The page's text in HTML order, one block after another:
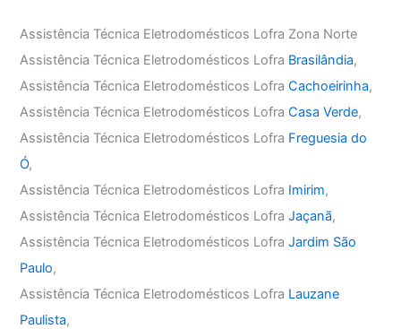
Assistência Técnica Eletrodomésticos Lofra Zona Norte
Assistência Técnica Eletrodomésticos Lofra Brasilândia,
Assistência Técnica Eletrodomésticos LofraCachoeirinha,
Assistência Técnica Eletrodomésticos LofraCasa Verde,
Assistência Técnica Eletrodomésticos Lofra Freguesia do
Ó,
Assistência Técnica Eletrodomésticos Lofra Imirim,
Assistência Técnica Eletrodomésticos LofraJaçanã,
Assistência Técnica Eletrodomésticos LofraJardim São
Paulo,
Assistência Técnica Eletrodomésticos Lofra Lauzane
Paulista,